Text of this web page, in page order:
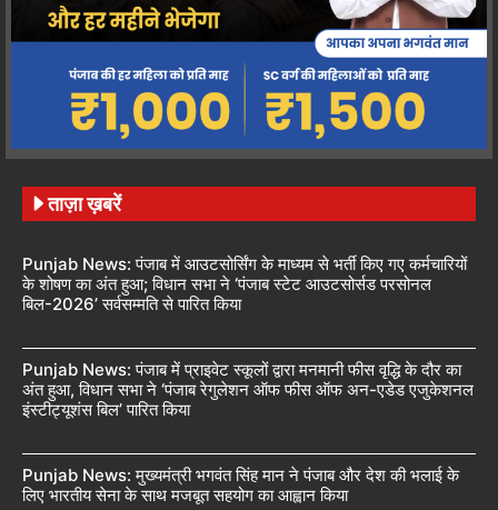
ताज़ा ख़बरें
Punjab News: पंजाब में आउटसोर्सिंग के माध्यम से भर्ती किए गए कर्मचारियों
के शोषण का अंत हुआ; विधान सभा ने ‘पंजाब स्टेट आउटसोर्सड परसोनल
बिल-2026’ सर्वसम्मति से पारित किया
Punjab News: पंजाब में प्राइवेट स्कूलों द्वारा मनमानी फीस वृद्धि के दौर का
अंत हुआ, विधान सभा ने ‘पंजाब रेगुलेशन ऑफ फीस ऑफ अन-एडेड एजुकेशनल
इंस्टीट्यूशंस बिल’ पारित किया
Punjab News: मुख्यमंत्री भगवंत सिंह मान ने पंजाब और देश की भलाई के
लिए भारतीय सेना के साथ मजबूत सहयोग का आह्वान किया